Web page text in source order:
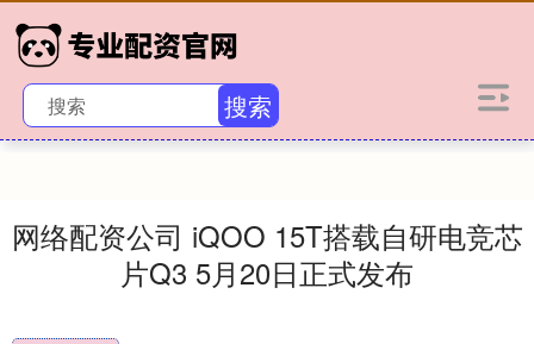
搜索
网络配资公司 iQOO 15T搭载自研电竞芯
片Q3 5月20日正式发布